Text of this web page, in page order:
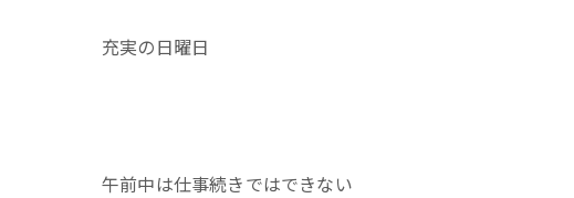
充実の日曜日
午前中は仕事続きではできない